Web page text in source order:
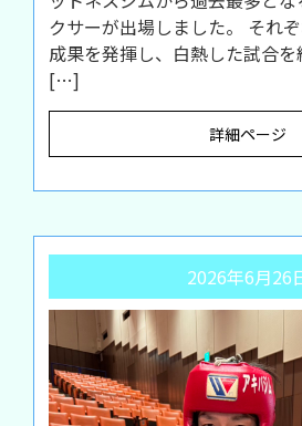
クサーが出場しました。 それ
成果を発揮し、白熱した試合を
[…]
詳細ページ
2026年6月26